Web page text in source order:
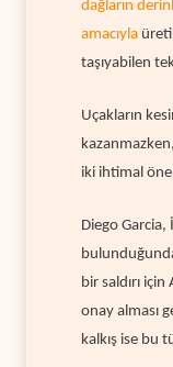
dağların
amacıyla
taşıyabilen
Uçakların
iki ihtimal öne
Diego
bir saldırı
onay alması
kalkış ise bu